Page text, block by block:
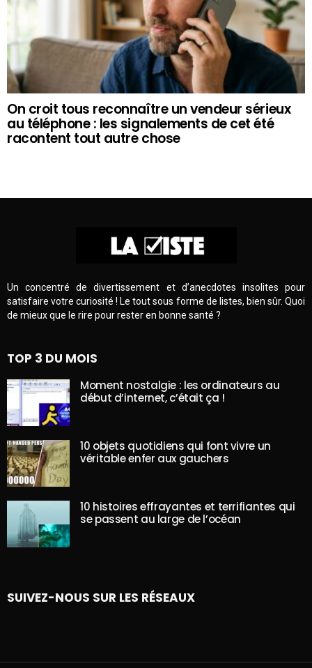
On croit tous reconnaître un vendeur sérieux
au téléphone : les signalements de cet été
racontent tout autre chose
Un concentré de divertissement et d’anecdotes insolites pour
satisfaire votre curiosité ! Le tout sous forme de listes, bien sûr. Quoi
de mieux que le rire pour rester en bonne santé ?
TOP 3 DU MOIS
Moment nostalgie : les ordinateurs au
début d’internet, c’était ça !
10 objets quotidiens qui font vivre un
véritable enfer aux gauchers
10 histoires effrayantes et terrifiantes qui
se passent au large de l’océan
SUIVEZ-NOUS SUR LES RÉSEAUX